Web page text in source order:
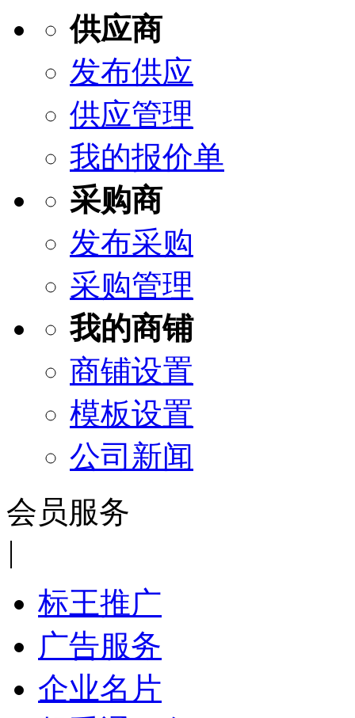
供应商
发布供应
供应管理
我的报价单
采购商
发布采购
采购管理
我的商铺
商铺设置
模板设置
公司新闻
会员服务
|
标王推广
广告服务
企业名片